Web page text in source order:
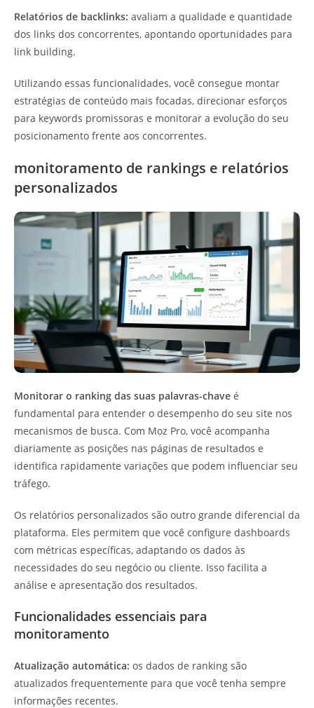
Relatórios de backlinks: avaliam a qualidade e quantidade
dos links dos concorrentes, apontando oportunidades para
link building.
Utilizando essas funcionalidades, você consegue montar
estratégias de conteúdo mais focadas, direcionar esforços
para keywords promissoras e monitorar a evolução do seu
posicionamento frente aos concorrentes.
monitoramento de rankings e relatórios
personalizados
Monitorar o ranking das suas palavras-chave é
fundamental para entender o desempenho do seu site nos
mecanismos de busca. Com Moz Pro, você acompanha
diariamente as posições nas páginas de resultados e
identifica rapidamente variações que podem influenciar seu
tráfego.
Os relatórios personalizados são outro grande diferencial da
plataforma. Eles permitem que você configure dashboards
com métricas específicas, adaptando os dados às
necessidades do seu negócio ou cliente. Isso facilita a
análise e apresentação dos resultados.
Funcionalidades essenciais para
monitoramento
Atualização automática: os dados de ranking são
atualizados frequentemente para que você tenha sempre
informações recentes.